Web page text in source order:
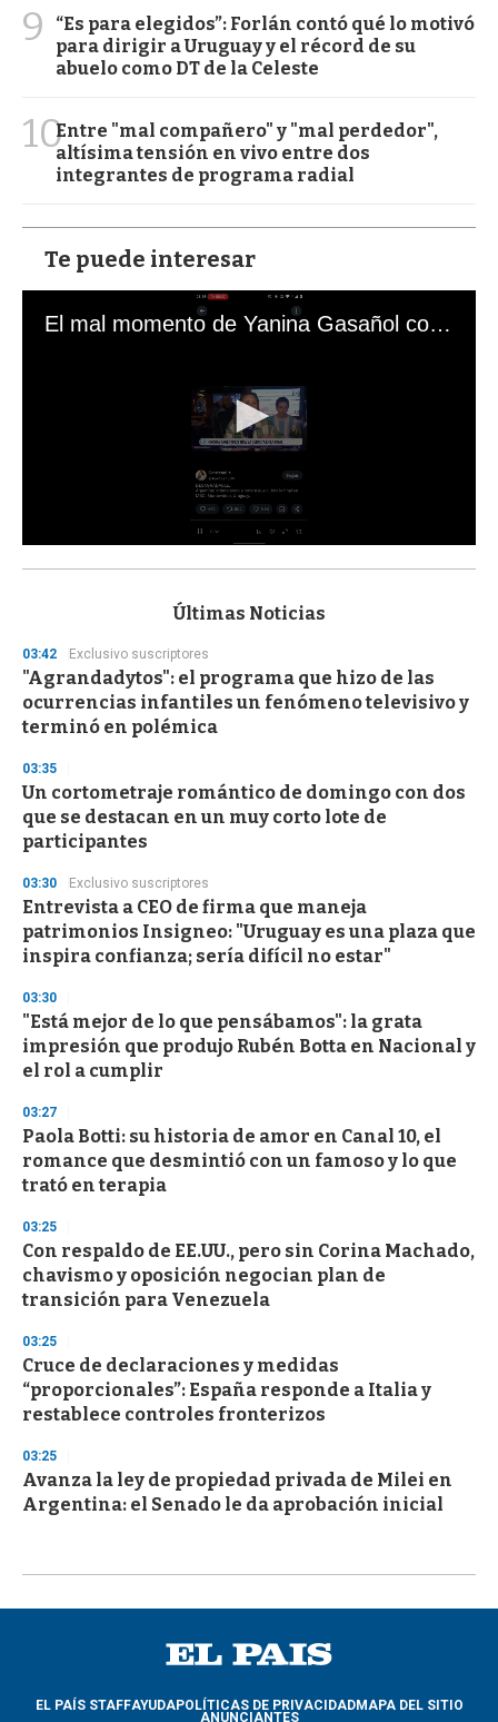
9
“Es para elegidos”: Forlán contó qué lo motivó
para dirigir a Uruguay y el récord de su
abuelo como DT de la Celeste
10Entre "mal compañero" y "mal perdedor",
altísima tensión en vivo entre dos
integrantes de programa radial
Te puede interesar
El mal momento de Yanina Gasañol con un hincha argentino en "Subrayado"
s
d
s
o
f
3
s
e
c
o
n
d
Últimas Noticias
03:42 Exclusivo suscriptores
"Agrandadytos": el programa que hizo de las
ocurrencias infantiles un fenómeno televisivo y
terminó en polémica
03:35
Un cortometraje romántico de domingo con dos
que se destacan en un muy corto lote de
participantes
03:30 Exclusivo suscriptores
Entrevista a CEO de firma que maneja
patrimonios Insigneo: "Uruguay es una plaza que
inspira confianza; sería difícil no estar"
03:30
"Está mejor de lo que pensábamos": la grata
impresión que produjo Rubén Botta en Nacional y
el rol a cumplir
03:27
Paola Botti: su historia de amor en Canal 10, el
romance que desmintió con un famoso y lo que
trató en terapia
03:25
Con respaldo de EE.UU., pero sin Corina Machado,
chavismo y oposición negocian plan de
transición para Venezuela
03:25
Cruce de declaraciones y medidas
“proporcionales”: España responde a Italia y
restablece controles fronterizos
03:25
Avanza la ley de propiedad privada de Milei en
Argentina: el Senado le da aprobación inicial
EL PAÍS STAFFAYUDAPOLÍTICAS DE PRIVACIDADMAPA DEL SITIO
ANUNCIANTES